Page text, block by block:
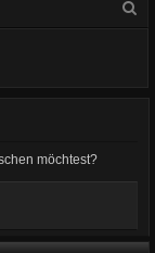
möchtest?